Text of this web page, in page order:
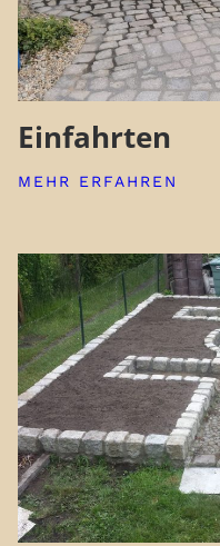
Einfahrten
MEHR ERFAHREN